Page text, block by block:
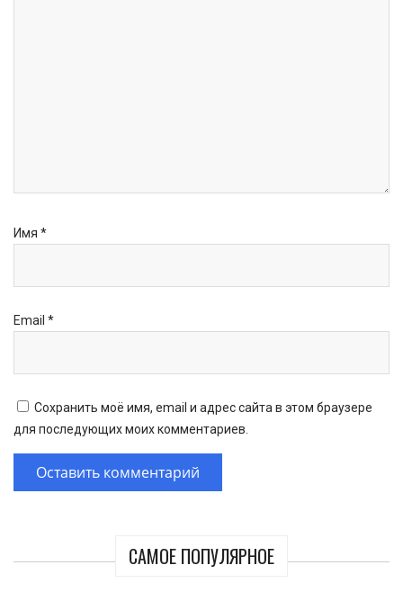
САМОЕ ПОПУЛЯРНОЕ
Имя *
Email *
Сохранить моё имя, email и адрес сайта в этом браузере
для последующих моих комментариев.